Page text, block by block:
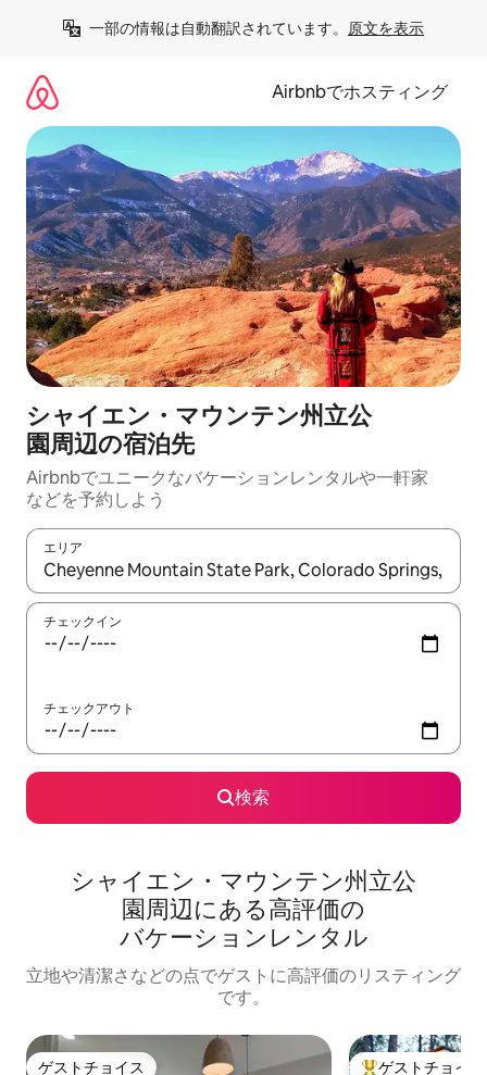
一部の情報は自動翻訳されています。 原文を表示
Airbnbでホスティング
シャイエン・マウンテン州立公
園⁠周⁠辺⁠の宿⁠泊⁠先
Airbnbでユニークなバ⁠ケ⁠ー⁠シ⁠ョ⁠ンレ⁠ン⁠タ⁠ルや一⁠軒⁠家
な⁠ど⁠を予⁠約⁠し⁠よ⁠う
エリア
検索結果が表示されたら、上下の矢印キーを使って移動するか
チェックイン
チェックアウト
検索
シャイエン・マウンテン州立公
園⁠周⁠辺⁠に⁠あ⁠る高⁠評⁠価⁠の
バ⁠ケ⁠ー⁠シ⁠ョ⁠ン⁠レ⁠ン⁠タ⁠ル
立地や清潔さなどの点でゲストに高評価のリスティング
です。
ゲストチョイス ゲストチョイス